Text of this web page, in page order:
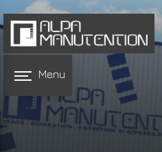
Menu
Panneau de gestion des cookies